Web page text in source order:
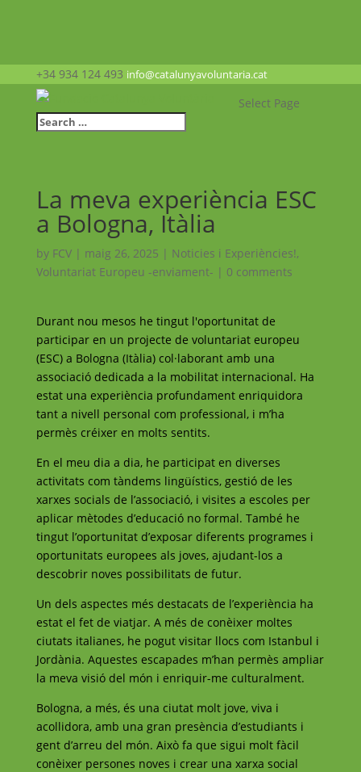
+34 934 124 493 info@catalunyavoluntaria.cat
Select Page
La meva experiència ESC
a Bologna, Itàlia
by FCV| maig 26, 2025 | Noticies i Experiències!,
Voluntariat Europeu -enviament- | 0 comments
Durant nou mesos he tingut l'oportunitat de
participar en un projecte de voluntariat europeu
(ESC) a Bologna (Itàlia) col·laborant amb una
associació dedicada a la mobilitat internacional. Ha
estat una experiència profundament enriquidora
tant a nivell personal com professional, i m’ha
permès créixer en molts sentits.
En el meu dia a dia, he participat en diverses
activitats com tàndems lingüístics, gestió de les
xarxes socials de l’associació, i visites a escoles per
aplicar mètodes d’educació no formal. També he
tingut l’oportunitat d’exposar diferents programes i
oportunitats europees als joves, ajudant-los a
descobrir noves possibilitats de futur.
Un dels aspectes més destacats de l’experiència ha
estat el fet de viatjar. A més de conèixer moltes
ciutats italianes, he pogut visitar llocs com Istanbul i
Jordània. Aquestes escapades m’han permès ampliar
la meva visió del món i enriquir-me culturalment.
Bologna, a més, és una ciutat molt jove, viva i
acollidora, amb una gran presència d’estudiants i
gent d’arreu del món. Això fa que sigui molt fàcil
conèixer persones noves i crear una xarxa social